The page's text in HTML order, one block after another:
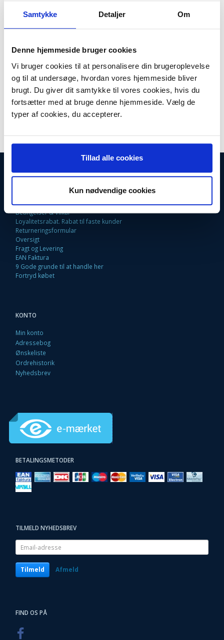
Samtykke Detaljer Om
Denne hjemmeside bruger cookies
Vi bruger cookies til at personalisere din brugeroplevelse
og til at undersøge, hvordan vores hjemmeside bliver
brugt. Du giver dit samtykke til vores cookies, hvis du
fortsætter med at bruge denne hjemmeside. Vælg de
typer af cookies, du accepterer.
Tillad alle cookies
Kun nødvendige cookies
Lager: På lager
Fjederlås til Siemens husholdningsmaskiner. Vaskemaskiner,
tørretumblere, etc. Originale parts nr. 481227138362, 481227138462
Passer til:
Ignis AWL200
Kontakt os
Betingelser & Vilkår
Loyalitetsrabat. Rabat til faste kunder
Returneringsformular
Oversigt
Fragt og Levering
EAN Faktura
9 Gode grunde til at handle her
Fortryd købet
KONTO
Min konto
Adressebog
Ønskeliste
Ordrehistorik
Nyhedsbrev
BETALINGSMETODER
TILMELD NYHEDSBREV
Email-
adresse
Tilmeld Afmeld
FIND OS PÅ